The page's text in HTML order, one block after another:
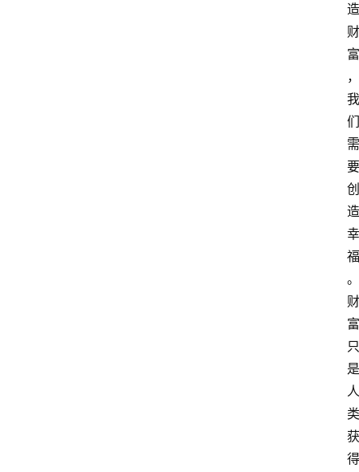
造
财
富
，
我
们
需
要
创
造
幸
福
。
财
富
只
是
人
类
获
得